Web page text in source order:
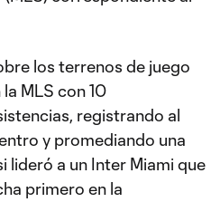
los terrenos de juego
MLS con 10
registrando al
y promediando una
lideró a un Inter Miami que
primero en la